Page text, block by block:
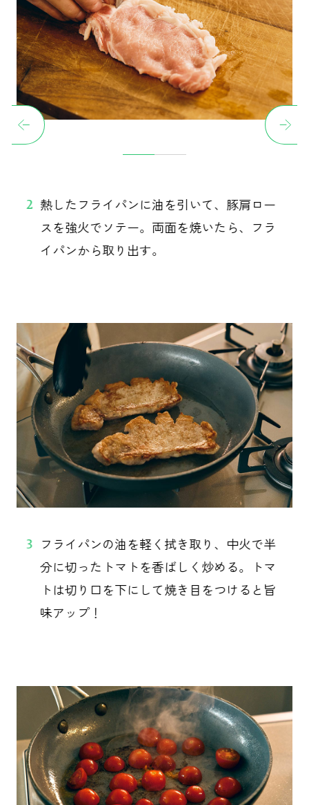
2 熱したフライパンに油を引いて、豚肩ロー
スを強火でソテー。両面を焼いたら、フラ
イパンから取り出す。
3
フライパンの油を軽く拭き取り、中火で半
分に切ったトマトを香ばしく炒める。トマ
トは切り口を下にして焼き目をつけると旨
味アップ！